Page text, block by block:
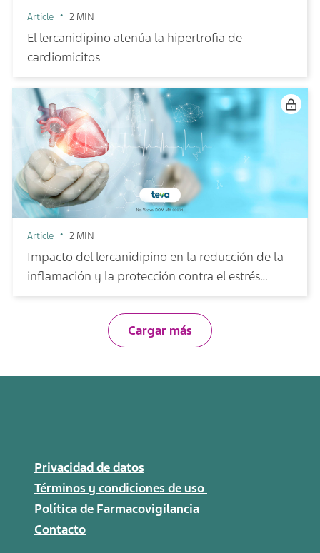
Article 2 MIN
El lercanidipino atenúa la hipertrofia de
cardiomicitos
Article 2 MIN
Impacto del lercanidipino en la reducción de la
inflamación y la protección contra el estrés
Cargar más
Privacidad de datos
Términos y condiciones de uso
Política de Farmacovigilancia
Contacto